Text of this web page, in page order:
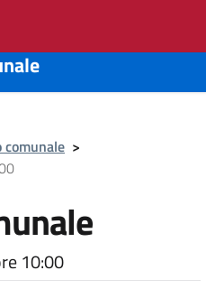
>
10:00